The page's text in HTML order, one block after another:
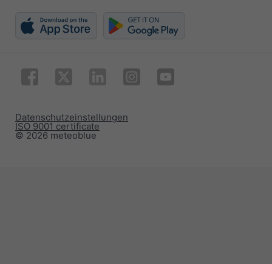
© 2026 meteoblue
ISO 9001 certificate
Datenschutzeinstellungen